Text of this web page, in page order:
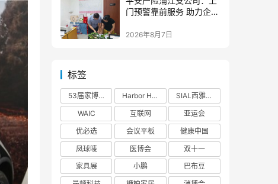
门预警靠前服务 助力企业
2026年8月7日
标签
53届家博会 Harbor House
SIAL西雅展
WAIC
互联网
亚运会
优必选
会议平板
健康中国
凤球唛
医博会
双十一
家具展
小鹏
巴布豆